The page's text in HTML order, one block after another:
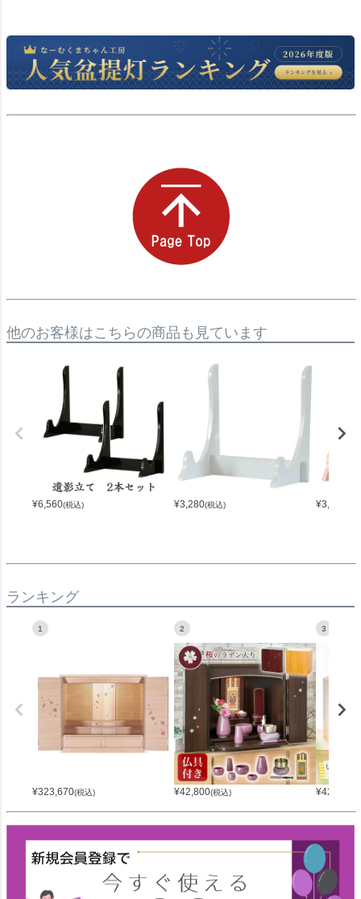
他のお客様はこちらの商品も見ています
¥6,560(税込) ¥3,280(税込) ¥3,280
ランキング
1
¥323,670(税込)
2
¥42,800(税込)
3
¥42,800